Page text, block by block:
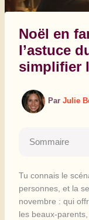
Noël en
l’astuce
simplifier
Par Julie
Sommaire
Tu connais le
personnes, et la
novembre : qui
les beaux-